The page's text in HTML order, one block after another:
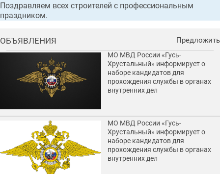
Поздравляем всех строителей с профессиональным
праздником.
ОБЪЯВЛЕНИЯ Предложить
МО МВД России «Гусь-
Хрустальный» информирует о
наборе кандидатов для
прохождения службы в органах
внутренних дел
МО МВД России «Гусь-
Хрустальный» информирует о
наборе кандидатов для
прохождения службы в органах
внутренних дел